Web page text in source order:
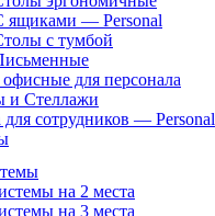
ящиками — Personal
с тумбой
для персонала
Стеллажи
для сотрудников — Personal
на 2 места
на 3 места